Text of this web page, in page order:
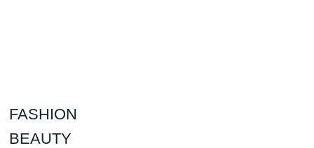
FASHION
BEAUTY